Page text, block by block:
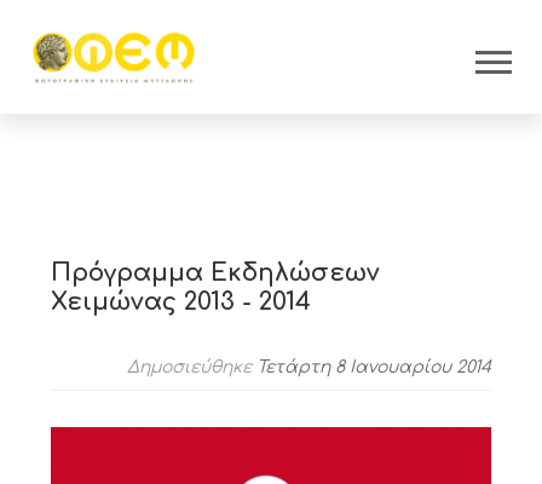
Πρόγραμμα Εκδηλώσεων
Χειμώνας 2013 - 2014
Δημοσιεύθηκε Τετάρτη 8 Ιανουαρίου 2014